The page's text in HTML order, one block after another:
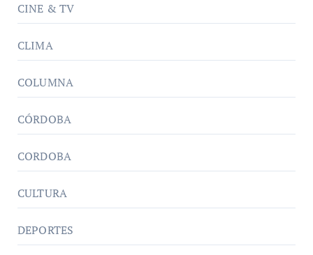
CINE & TV
CLIMA
COLUMNA
CÓRDOBA
CORDOBA
CULTURA
DEPORTES